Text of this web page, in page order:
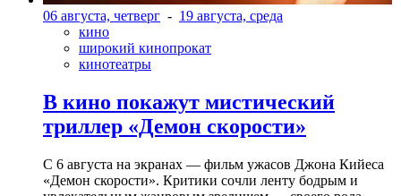
06 августа, четверг - 19 августа, среда
кино
широкий кинопрокат
кинотеатры
В кино покажут мистический
триллер «Демон скорости»
С 6 августа на экранах — фильм ужасов Джона Кийеса
«Демон скорости». Критики сочли ленту бодрым и